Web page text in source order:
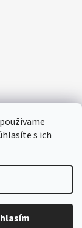
s ich